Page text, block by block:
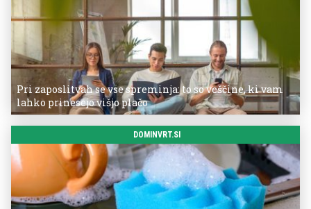
Pri zaposlitvah se vse spreminja: to so veščine, ki vam
lahko prinesejo višjo plačo
DOMINVRT.SI